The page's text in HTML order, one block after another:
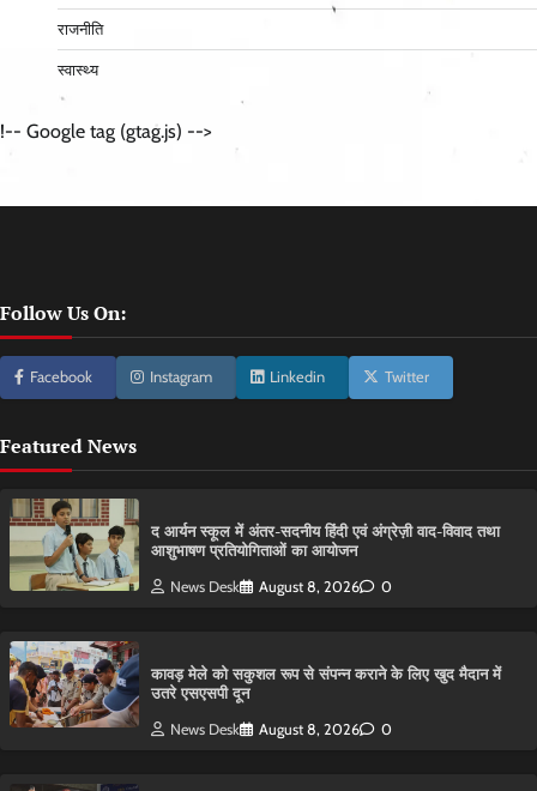
राजनीति
स्वास्थ्य
!-- Google tag (gtag.js) -->
Follow Us On:
Facebook Instagram Linkedin Twitter
Featured News
द आर्यन स्कूल में अंतर-सदनीय हिंदी एवं अंग्रेज़ी वाद-विवाद तथा
आशुभाषण प्रतियोगिताओं का आयोजन
News Desk August 8, 2026 0
कावड़ मेले को सकुशल रूप से संपन्न कराने के लिए खुद मैदान में
उतरे एसएसपी दून
News Desk August 8, 2026 0